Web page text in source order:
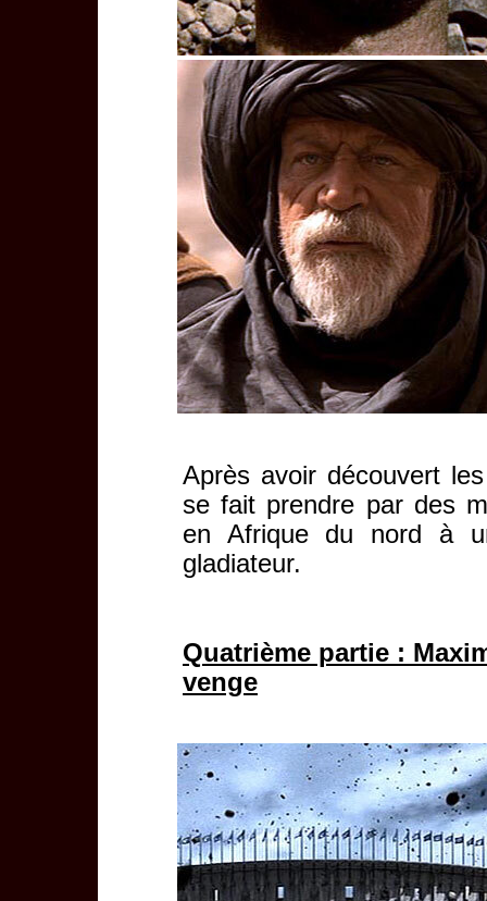
Après avoir découvert
se fait prendre par des
en Afrique du nord à
gladiateur.
Quatrième partie :
venge